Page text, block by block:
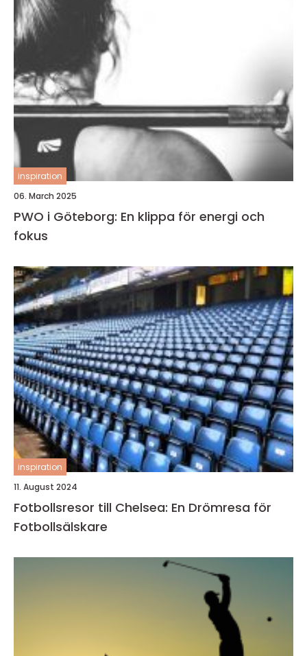
inspiration
06. March 2025
PWO i Göteborg: En klippa för energi och
fokus
inspiration
11. August 2024
Fotbollsresor till Chelsea: En Drömresa för
Fotbollsälskare